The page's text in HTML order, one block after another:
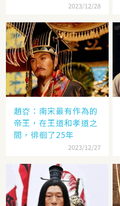
2023/12/28
趙昚：南宋最有作為的
帝王，在王道和孝道之
間，徘徊了25年
2023/12/27